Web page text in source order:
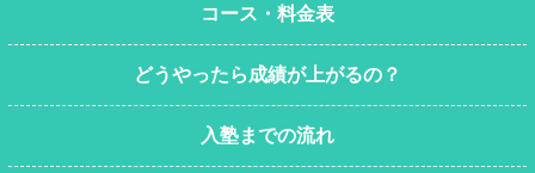
コース・料金表
どうやったら成績が上がるの？
入塾までの流れ